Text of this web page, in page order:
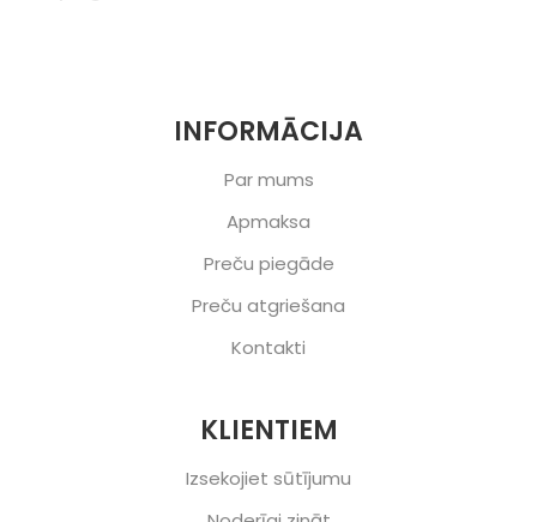
INFORMĀCIJA
Par mums
Apmaksa
Preču piegāde
Preču atgriešana
Kontakti
KLIENTIEM
Izsekojiet sūtījumu